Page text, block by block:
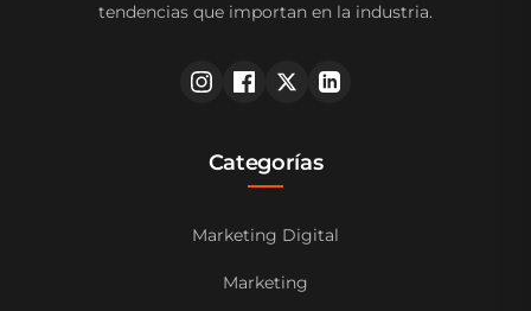
tendencias que importan en la industria.
Categorías
Marketing Digital
Marketing